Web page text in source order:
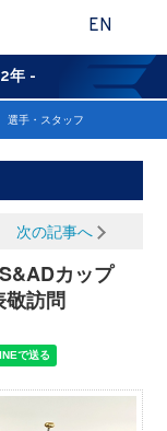
EN
年 -
選手・スタッフ
次の記事へ
カップ
敬訪問